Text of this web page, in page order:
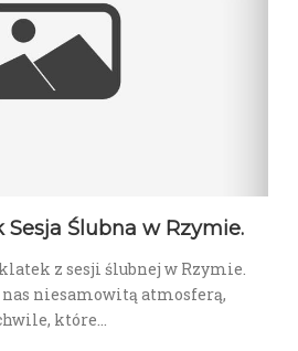
Ślubna w Rzymie.
z sesji ślubnej w Rzymie.
nas niesamowitą atmosferą,
które…